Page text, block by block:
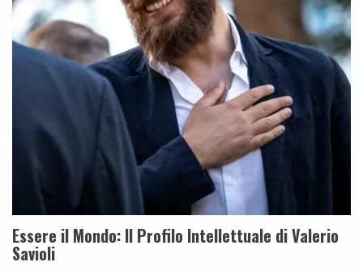
Essere il Mondo: Il Profilo Intellettuale di Valerio
Savioli